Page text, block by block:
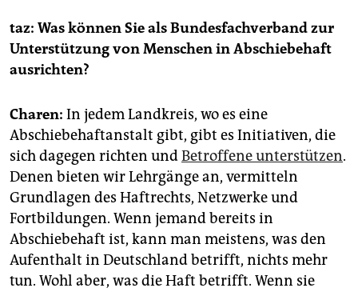
taz: Was können Sie als Bundesfachverband zur
Unterstützung von Menschen in Abschiebehaft
ausrichten?
Charen: In jedem Landkreis, wo es eine
Abschiebehaftanstalt gibt, gibt es Initiativen, die
sich dagegen richten undBetroffene unterstützen.
Denen bieten wir Lehrgänge an, vermitteln
Grundlagen des Haftrechts, Netzwerke und
Fortbildungen. Wenn jemand bereits in
Abschiebehaft ist, kann man meistens, was den
Aufenthalt in Deutschland betrifft, nichts mehr
tun. Wohl aber, was die Haft betrifft. Wenn sie